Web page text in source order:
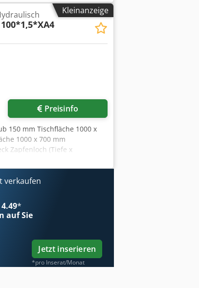
Kleinanzeige
100*1,5*XA4
Preisinfo
150 mm Tischfläche 1000 x
1000 x 700 mm
Zapfenloch (Tiefe x
der Spannuten 2 Blechbreite
ca. 8 t
- Ölabsaugung - 2 Zylinder
- Maschine
verkaufen
*
auf Sie
Jetzt inserieren
*pro Inserat/Monat